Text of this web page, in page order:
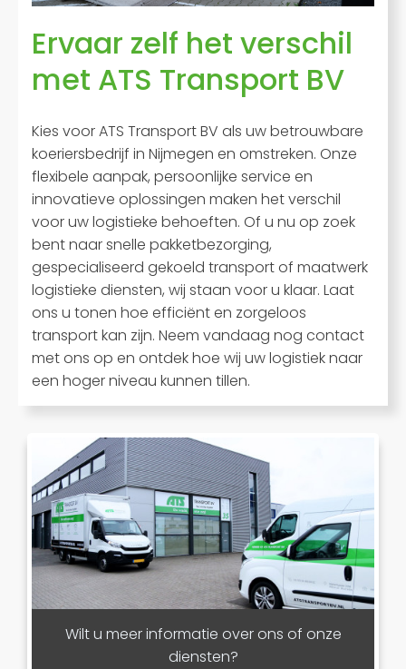
Ervaar zelf het verschil
met ATS Transport BV
Kies voor ATS Transport BV als uw betrouwbare
koeriersbedrijf in Nijmegen en omstreken. Onze
flexibele aanpak, persoonlijke service en
innovatieve oplossingen maken het verschil
voor uw logistieke behoeften. Of u nu op zoek
bent naar snelle pakketbezorging,
gespecialiseerd gekoeld transport of maatwerk
logistieke diensten, wij staan voor u klaar. Laat
ons u tonen hoe efficiënt en zorgeloos
transport kan zijn. Neem vandaag nog contact
met ons op en ontdek hoe wij uw logistiek naar
een hoger niveau kunnen tillen.
Wilt u meer informatie over ons of onze
diensten?